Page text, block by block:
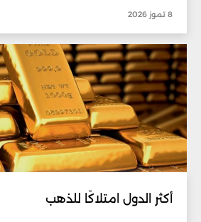
8 تموز 2026
أكثر الدول امتلاكًا للذهب